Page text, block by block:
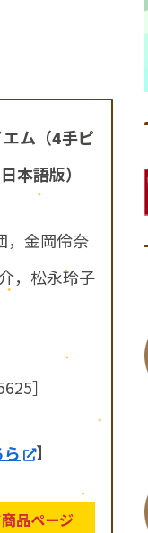
ム（4手ピ
本語版）
，金岡伶奈
，松永玲子
］
】
品ページ